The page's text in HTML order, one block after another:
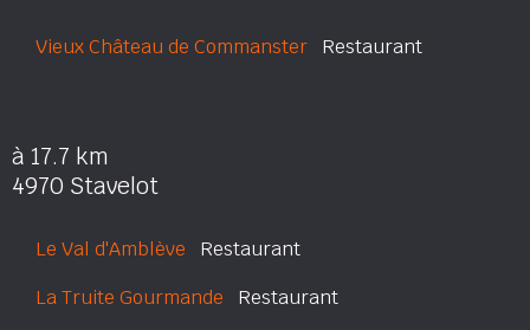
Vieux Château de Commanster Restaurant
à 17.7 km
4970 Stavelot
Le Val d'Amblève Restaurant
La Truite Gourmande Restaurant